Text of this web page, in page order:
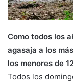
Como todos los
agasaja a los
los menores de
Todos los